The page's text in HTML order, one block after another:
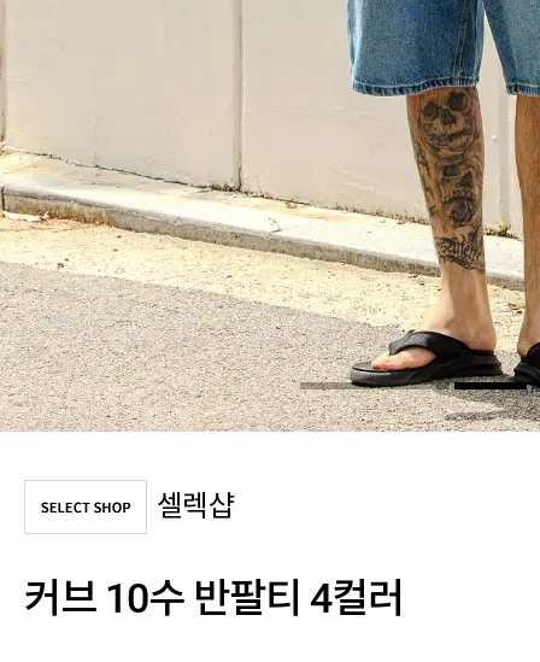
셀렉샵
커브 10수 반팔티 4컬러